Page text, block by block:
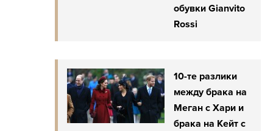
обувки Gianvito
Rossi
10-те разлики
между брака на
Меган с Хари и
брака на Кейт с